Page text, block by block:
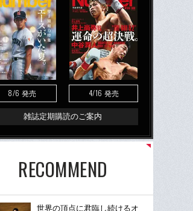
8/6 発売 4/16 発売
雑誌定期購読のご案内
RECOMMEND
世界の頂点に君臨し続けるオ